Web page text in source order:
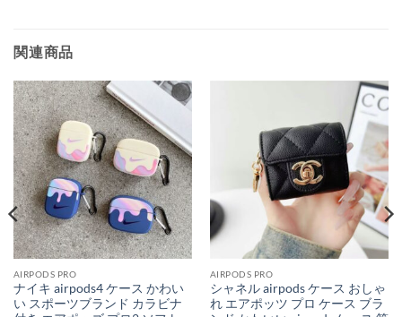
関連商品
AIRPODS PRO
ナイキ airpods4 ケース かわい
い スポーツブランド カラビナ
AIRPODS PRO
シャネル airpods ケース おしゃ
れ エアポッツ プロ ケース ブラ